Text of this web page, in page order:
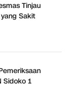
Tinjau
Sakit
Sidoko 1